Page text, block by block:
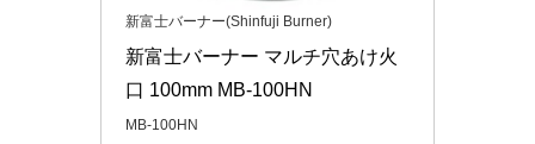
新富士バーナー(Shinfuji Burner)
新富士バーナー マルチ穴あけ火
口 100mm MB-100HN
MB-100HN